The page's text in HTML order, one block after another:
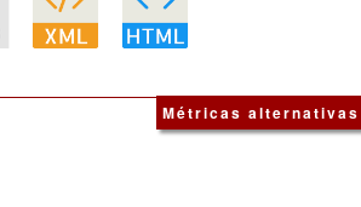
Métricas alternativas